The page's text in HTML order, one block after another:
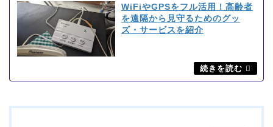
WiFiやGPSをフル活用！高齢者
を遠隔から見守るためのグッ
ズ・サービスを紹介